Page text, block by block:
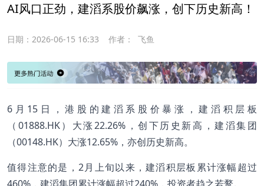
AI风口正劲，建滔系股价飙涨，创下历史新高！
日期： 2026-06-15 16:33 作者： 飞鱼
6月15日，港股的建滔系股价暴涨，建滔积层板
（01888.HK）大涨22.26%，创下历史新高，建滔集团
（00148.HK）大涨12.65%，亦创历史新高。
值得注意的是，2月上旬以来，建滔积层板累计涨幅超过